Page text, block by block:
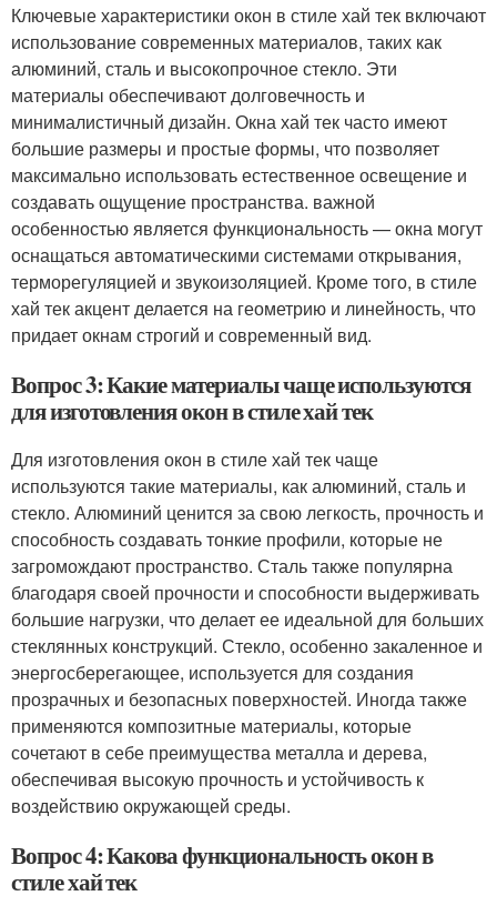
Ключевые характеристики окон в стиле хай тек включают
использование современных материалов, таких как
алюминий, сталь и высокопрочное стекло. Эти
материалы обеспечивают долговечность и
минималистичный дизайн. Окна хай тек часто имеют
большие размеры и простые формы, что позволяет
максимально использовать естественное освещение и
создавать ощущение пространства. важной
особенностью является функциональность — окна могут
оснащаться автоматическими системами открывания,
терморегуляцией и звукоизоляцией. Кроме того, в стиле
хай тек акцент делается на геометрию и линейность, что
придает окнам строгий и современный вид.
Вопрос 3: Какие материалы чаще используются
для изготовления окон в стиле хай тек
Для изготовления окон в стиле хай тек чаще
используются такие материалы, как алюминий, сталь и
стекло. Алюминий ценится за свою легкость, прочность и
способность создавать тонкие профили, которые не
загромождают пространство. Сталь также популярна
благодаря своей прочности и способности выдерживать
большие нагрузки, что делает ее идеальной для больших
стеклянных конструкций. Стекло, особенно закаленное и
энергосберегающее, используется для создания
прозрачных и безопасных поверхностей. Иногда также
применяются композитные материалы, которые
сочетают в себе преимущества металла и дерева,
обеспечивая высокую прочность и устойчивость к
воздействию окружающей среды.
Вопрос 4: Какова функциональность окон в
стиле хай тек